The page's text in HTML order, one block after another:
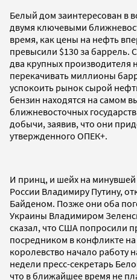
Белый дом заинтересован в
двумя ключевыми
время, как цены на нефть
превысили $130 за баррель.
два крупных производителя
перекачивать миллионы
успокоить рынок сырой
бензин находятся на самом
ближневосточных
добычи, заявив, что они
утвержденного ОПЕК+.
И принц, и шейх на
России Владимиру Путину,
Байденом. Позже они оба
Украины Владимиром
сказал, что США попросили
посредником в конфликте
королевство начало работу
недели пресс-секретарь
что в ближайшее время не